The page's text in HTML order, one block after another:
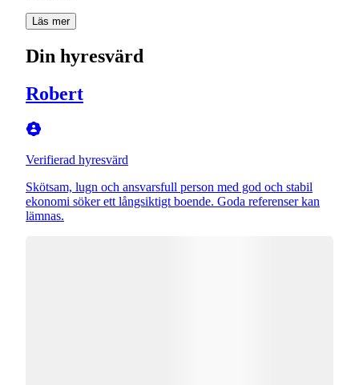
Läs mer
Din hyresvärd
Robert
Verifierad hyresvärd
Skötsam, lugn och ansvarsfull person med god och stabil
ekonomi söker ett långsiktigt boende. Goda referenser kan
lämnas.